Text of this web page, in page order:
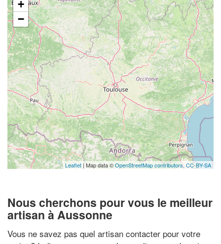
+
−
Leaflet | Map data ©OpenStreetMap contributors, CC-BY-SA
Nous cherchons pour vous le meilleur
artisan à Aussonne
Vous ne savez pas quel artisan contacter pour votre